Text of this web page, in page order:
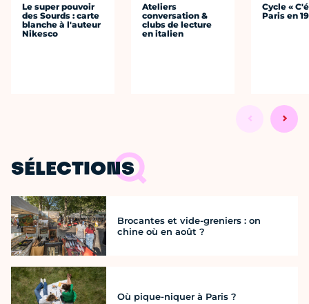
Le super pouvoir
des Sourds : carte
blanche à l'auteur
Nikesco
Ateliers
conversation &
clubs de lecture
en italien
Cycle «
Paris en
SÉLECTIONS
Brocantes et vide-greniers : on
chine où en août ?
Où pique-niquer à Paris ?